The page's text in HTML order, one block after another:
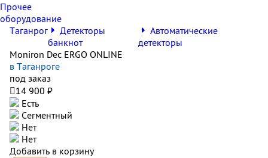
Прочее
оборудование
Таганрог
Детекторы
банкнот
Автоматические
детекторы
Moniron Dec ERGO ONLINE
в Таганроге
под заказ
14 900 ₽
Есть
Сегментный
Нет
Нет
Добавить в корзину